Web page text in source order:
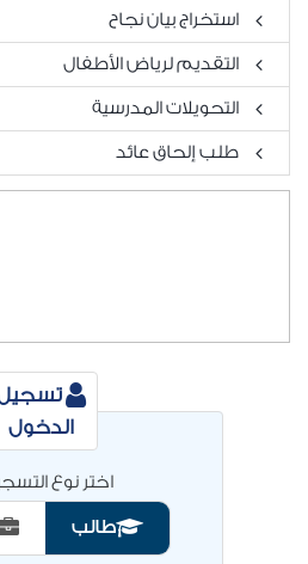
استخراج بيان نجاح
التقديم لرياض الأطفال
التحويلات المدرسية
طلب إلحاق عائد
الدخول
اختر نوع
طالب